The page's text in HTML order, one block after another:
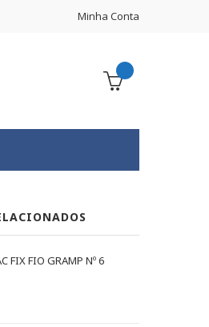
Minha Conta
FIX FIO GRAMP Nº 6